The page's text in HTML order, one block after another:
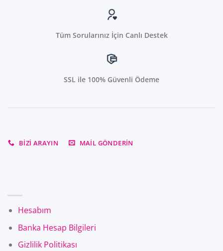
Tüm Sorularınız İçin Canlı Destek
SSL ile 100% Güvenli Ödeme
BIZI ARAYIN MAIL GÖNDERIN
Hesabım
Banka Hesap Bilgileri
Gizlilik Politikası